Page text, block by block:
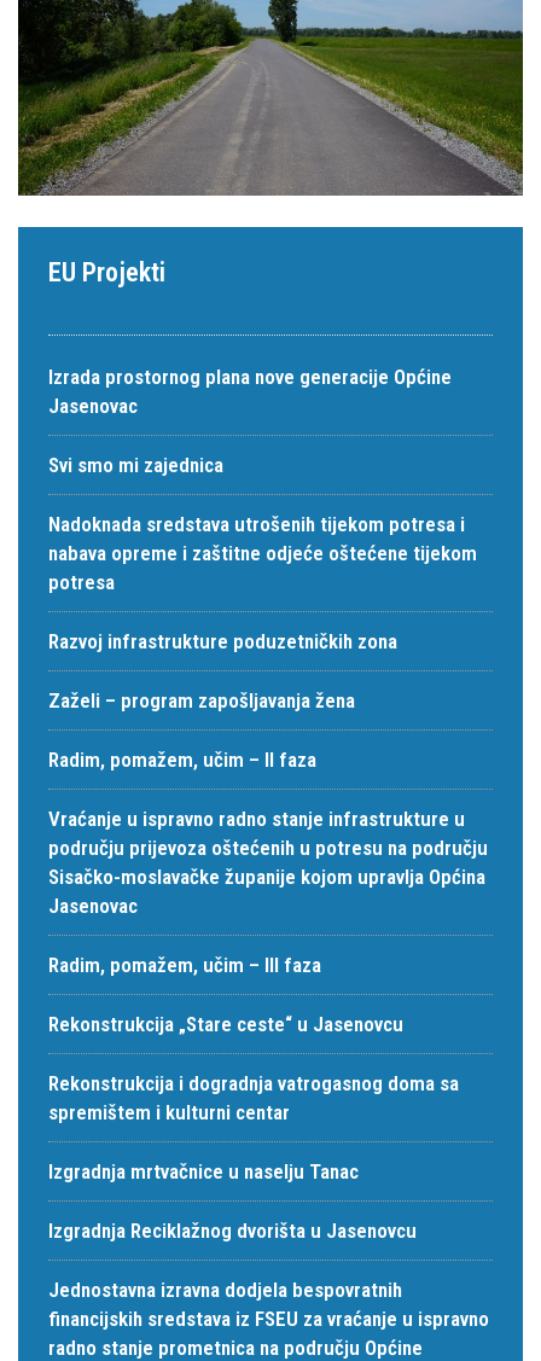
EU Projekti
Izrada prostornog plana nove generacije Općine
Jasenovac
Svi smo mi zajednica
Nadoknada sredstava utrošenih tijekom potresa i
nabava opreme i zaštitne odjeće oštećene tijekom
potresa
Razvoj infrastrukture poduzetničkih zona
Zaželi – program zapošljavanja žena
Radim, pomažem, učim – II faza
Vraćanje u ispravno radno stanje infrastrukture u
području prijevoza oštećenih u potresu na području
Sisačko-moslavačke županije kojom upravlja Općina
Jasenovac
Radim, pomažem, učim – III faza
Rekonstrukcija „Stare ceste“ u Jasenovcu
Rekonstrukcija i dogradnja vatrogasnog doma sa
spremištem i kulturni centar
Izgradnja mrtvačnice u naselju Tanac
Izgradnja Reciklažnog dvorišta u Jasenovcu
Jednostavna izravna dodjela bespovratnih
financijskih sredstava iz FSEU za vraćanje u ispravno
radno stanje prometnica na području Općine